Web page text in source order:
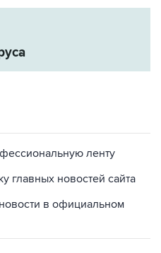
ленту
главных новостей сайта
в официальном